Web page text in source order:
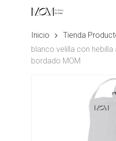
Inicio Tienda
blanco velilla con hebilla
bordado MOM